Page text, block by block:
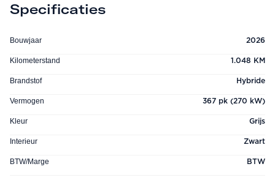
Specificaties
Bouwjaar 2026
Kilometerstand 1.048 KM
Brandstof Hybride
Vermogen 367 pk (270 kW)
Kleur Grijs
Interieur Zwart
BTW/Marge BTW